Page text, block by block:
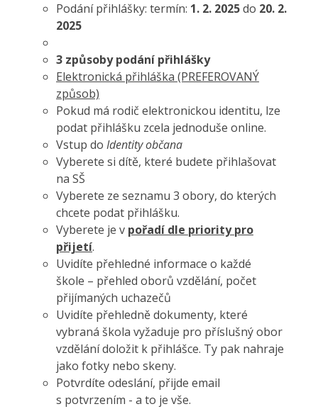
Podání přihlášky: termín: 1. 2. 2025do 20. 2.
2025
3 způsoby podání přihlášky
Elektronická přihláška (PREFEROVANÝ
způsob)
Pokud má rodič elektronickou identitu, lze
podat přihlášku zcela jednoduše online.
Vstup do Identity občana
Vyberete si dítě, které budete přihlašovat
na SŠ
Vyberete ze seznamu 3 obory, do kterých
chcete podat přihlášku.
Vyberete je v pořadí dle priority pro
přijetí.
Uvidíte přehledné informace o každé
škole – přehled oborů vzdělání, počet
přijímaných uchazečů
Uvidíte přehledně dokumenty, které
vybraná škola vyžaduje pro příslušný obor
vzdělání doložit k přihlášce. Ty pak nahraje
jako fotky nebo skeny.
Potvrdíte odeslání, přijde email
s potvrzením - a to je vše.